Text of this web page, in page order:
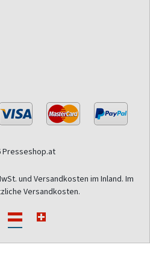
Presseshop.at
und Versandkosten im Inland. Im
Versandkosten.